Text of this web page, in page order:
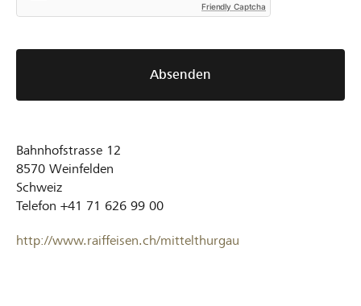
Friendly Captcha
Absenden
Bahnhofstrasse 12
8570 Weinfelden
Schweiz
Telefon +41 71 626 99 00
http://www.raiffeisen.ch/mittelthurgau